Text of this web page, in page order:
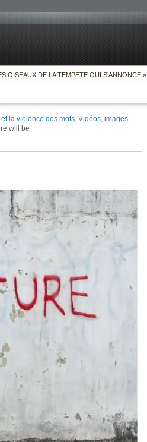
OISEAUX DE LA TEMPETE QUI S’ANNONCE »
la violence des mots, Vidéos, images
will be